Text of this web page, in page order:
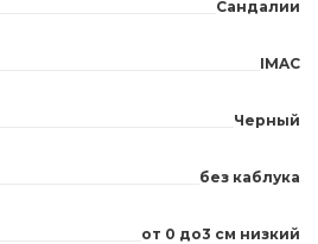
Сандалии
IMAC
Черный
без каблука
от 0 до3 см низкий